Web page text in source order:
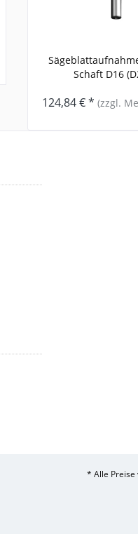
Schaft D16
124,84 € *(zzgl.
* Alle Preise